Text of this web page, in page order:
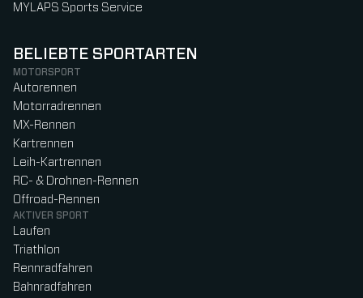
MYLAPS Sports Service
BELIEBTE SPORTARTEN
MOTORSPORT
Autorennen
Motorradrennen
MX-Rennen
Kartrennen
Leih-Kartrennen
RC- & Drohnen-Rennen
Offroad-Rennen
AKTIVER SPORT
Laufen
Triathlon
Rennradfahren
Bahnradfahren